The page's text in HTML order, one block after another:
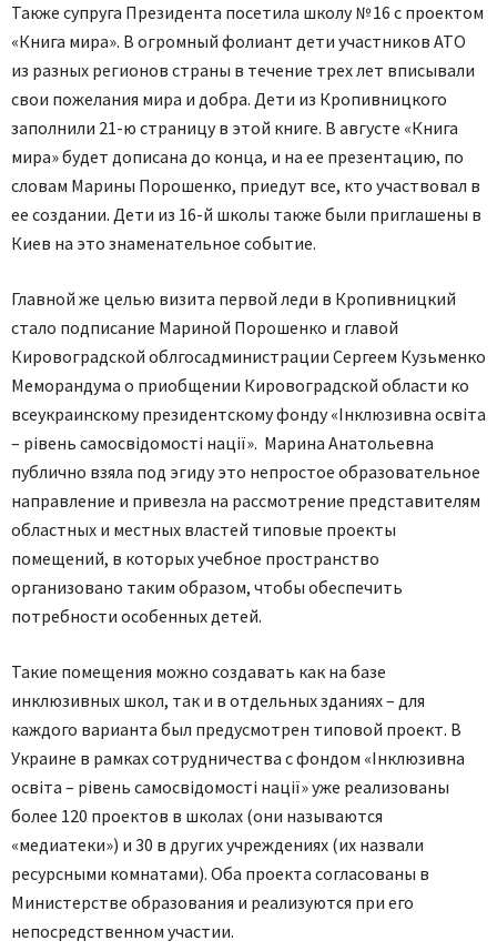
Также супруга Президента посетила школу № 16 с проектом
«Книга мира». В огромный фолиант дети участников АТО
из разных регионов страны в течение трех лет вписывали
свои пожелания мира и добра. Дети из Кропивницкого
заполнили 21-ю страницу в этой книге. В августе «Книга
мира» будет дописана до конца, и на ее презентацию, по
словам Марины Порошенко, приедут все, кто участвовал в
ее создании. Дети из 16-й школы также были приглашены в
Киев на это знаменательное событие.
Главной же целью визита первой леди в Кропивницкий
стало подписание Мариной Порошенко и главой
Кировоградской облгосадминистрации Сергеем Кузьменко
Меморандума о приобщении Кировоградской области ко
всеукраинскому президентскому фонду «Інклюзивна освіта
– рівень самосвідомості нації». Марина Анатольевна
публично взяла под эгиду это непростое образовательное
направление и привезла на рассмотрение представителям
областных и местных властей типовые проекты
помещений, в которых учебное пространство
организовано таким образом, чтобы обеспечить
потребности особенных детей.
Такие помещения можно создавать как на базе
инклюзивных школ, так и в отдельных зданиях – для
каждого варианта был предусмотрен типовой проект. В
Украине в рамках сотрудничества с фондом «Інклюзивна
освіта – рівень самосвідомості нації» уже реализованы
более 120 проектов в школах (они называются
«медиатеки») и 30 в других учреждениях (их назвали
ресурсными комнатами). Оба проекта согласованы в
Министерстве образования и реализуются при его
непосредственном участии.